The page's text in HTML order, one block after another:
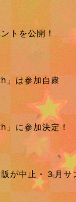
トを公開！
」は参加自粛
」に参加決定！
が中止・３月サ